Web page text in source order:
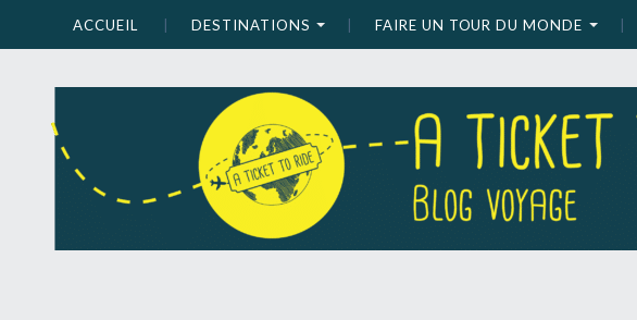
ACCUEIL DESTINATIONS FAIRE UN TOUR DU MONDE